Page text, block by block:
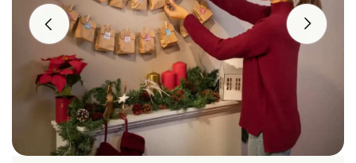
Previous